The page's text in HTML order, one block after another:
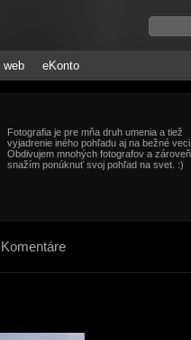
web eKonto
Fotografia je pre mňa druh umenia a tiež
vyjadrenie iného pohľadu aj na bežné veci.
Obdivujem mnohých fotografov a
snažím ponúknuť svoj pohľad na svet. :)
Komentáre